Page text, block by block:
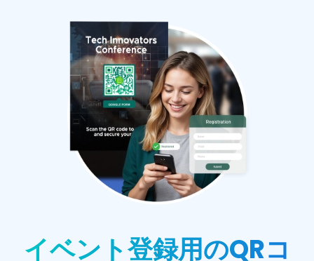
イベント登録用のQRコ